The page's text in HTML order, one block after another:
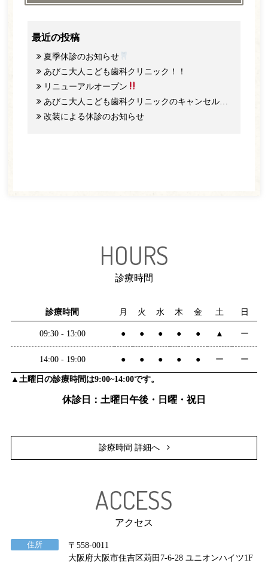
最近の投稿
夏季休診のお知らせ
あびこ大人こども歯科クリニック！！
リニューアルオープン
あびこ大人こども歯科クリニックのキャンセル料と予約のご協力について
改装による休診のお知らせ
HOURS
診療時間
診療時間 月 火 水 木 金 土 日
09:30 - 13:00 ● ● ● ● ● ▲ ー
14:00 - 19:00 ● ● ● ● ● ー ー
▲土曜日の診療時間は9:00~14:00です。
休診日：土曜日午後・日曜・祝日
診療時間 詳細へ
ACCESS
アクセス
住所
〒558-0011
大阪府大阪市住吉区苅田7-6-28 ユニオンハイツ1F